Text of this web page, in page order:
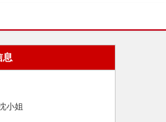
息
小姐